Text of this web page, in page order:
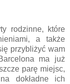
rodzinne, które
a także
przybliżyć wam
ma już
parę miejsc,
dokładne ich